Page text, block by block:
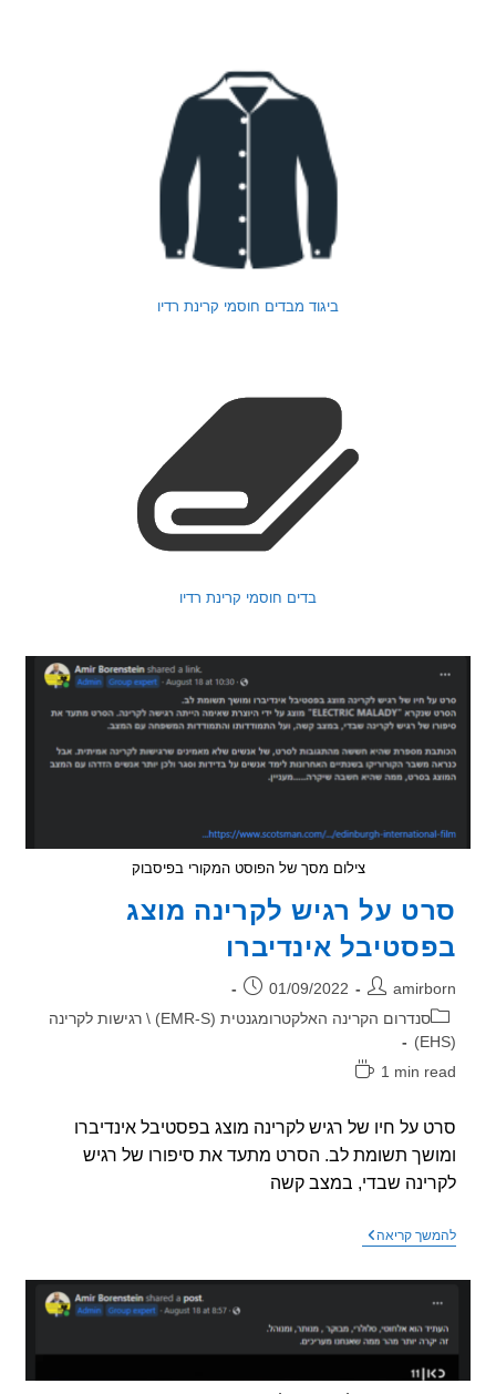
ביגוד מבדים חוסמי קרינת רדיו
בדים חוסמי קרינת רדיו
צילום מסך של הפוסט המקורי בפיסבוק
על רגיש לקרינה מוצג
אינדיברו
פורסם:
01/09/2022
סנדרום הקרינה האלקטרומגנטית (EMR-S) \ רגישות לקרינה
1 min
על חיו של רגיש לקרינה מוצג בפסטיבל אינדיברו
תשומת לב. הסרט מתעד את סיפורו של רגיש
שבדי, במצב קשה
קריאהסרט
מוצג
בפסטיבל
אינדיברו